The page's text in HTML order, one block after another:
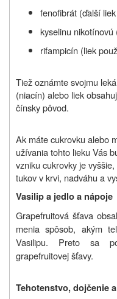
fenofibrát (ďalší
kyselinu
rifampicín (liek
Tiež oznámte svojmu
(niacín) alebo liek
čínsky pôvod.
Ak máte cukrovku alebo
užívania tohto lieku Vás
vzniku cukrovky je
tukov v krvi, nadváhu a
Vasilip a jedlo a nápoje
Grapefruitová šťava
menia spôsob, akým
Vasilipu. Preto sa
grapefruitovej šťavy.
Tehotenstvo, dojčenie